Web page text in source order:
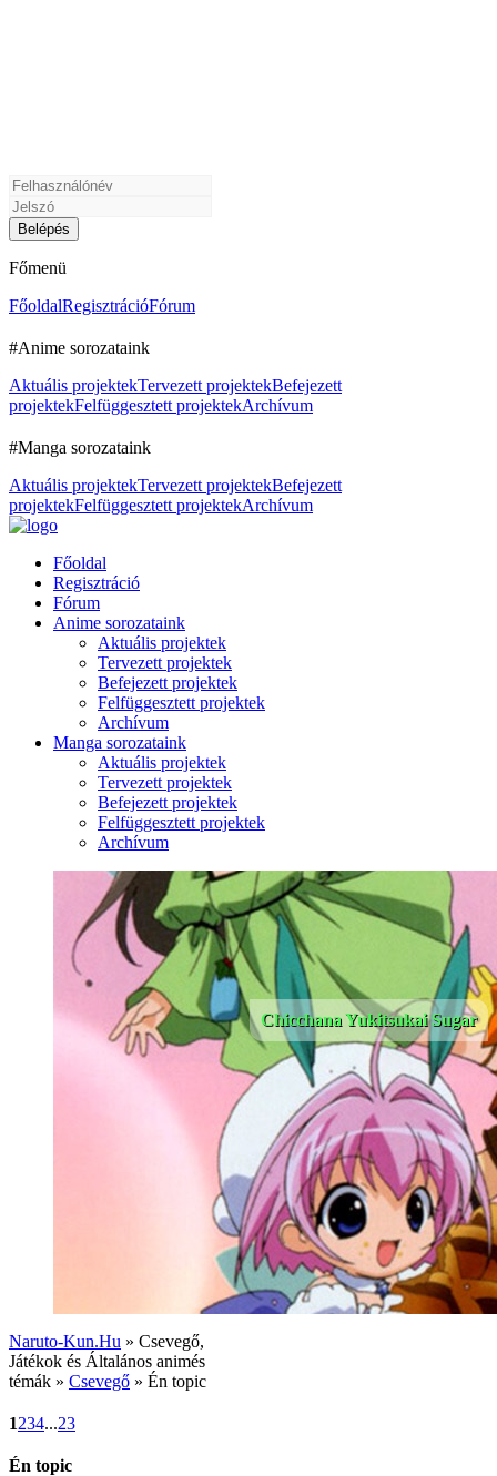
Főmenü
FőoldalRegisztrációFórum
#Anime sorozataink
Aktuális projektekTervezett projektekBefejezett
projektekFelfüggesztett projektekArchívum
#Manga sorozataink
Aktuális projektekTervezett projektekBefejezett
projektekFelfüggesztett projektekArchívum
Főoldal
Regisztráció
Fórum
Anime sorozataink
Aktuális projektek
Tervezett projektek
Befejezett projektek
Felfüggesztett projektek
Archívum
Manga sorozataink
Aktuális projektek
Tervezett projektek
Befejezett projektek
Felfüggesztett projektek
Archívum
Chicchana Yukitsukai Sugar
Naruto-Kun.Hu » Csevegő,
Játékok és Általános animés
témák » Csevegő » Én topic
1234...23
Én topic